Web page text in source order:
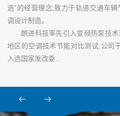
造”的经营理念;致力于轨道交通车
调设计制造。
朗进科技率先引入变频热泵技
地区的空调技术节能对比测试;公司
入选国家发改委…